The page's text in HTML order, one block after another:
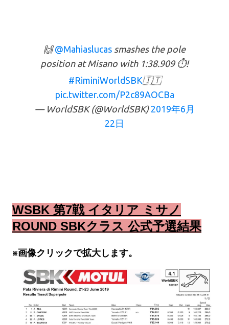
🙌@Mahiaslucas smashes the pole
position at Misano with 1:38.909 ⏱!
#RiminiWorldSBK🇮🇹
pic.twitter.com/P2c89AOCBa
— WorldSBK (@WorldSBK) 2019年6月
22日
WSBK 第7戦 イタリア ミサノ
ROUND SBKクラス 公式予選結果
※画像クリックで拡大します。